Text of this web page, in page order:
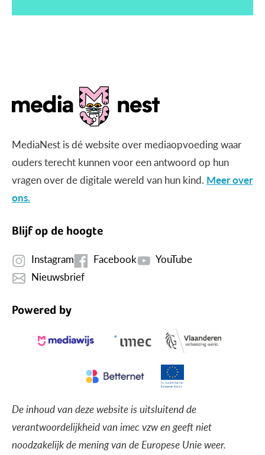
MediaNest is dé website over mediaopvoeding waar
ouders terecht kunnen voor een antwoord op hun
vragen over de digitale wereld van hun kind. Meer over
ons.
Blijf op de hoogte
Instagram Facebook
YouTube
Nieuwsbrief
Powered by
De inhoud van deze website is uitsluitend de
verantwoordelijkheid van imec vzw en geeft niet
noodzakelijk de mening van de Europese Unie weer.